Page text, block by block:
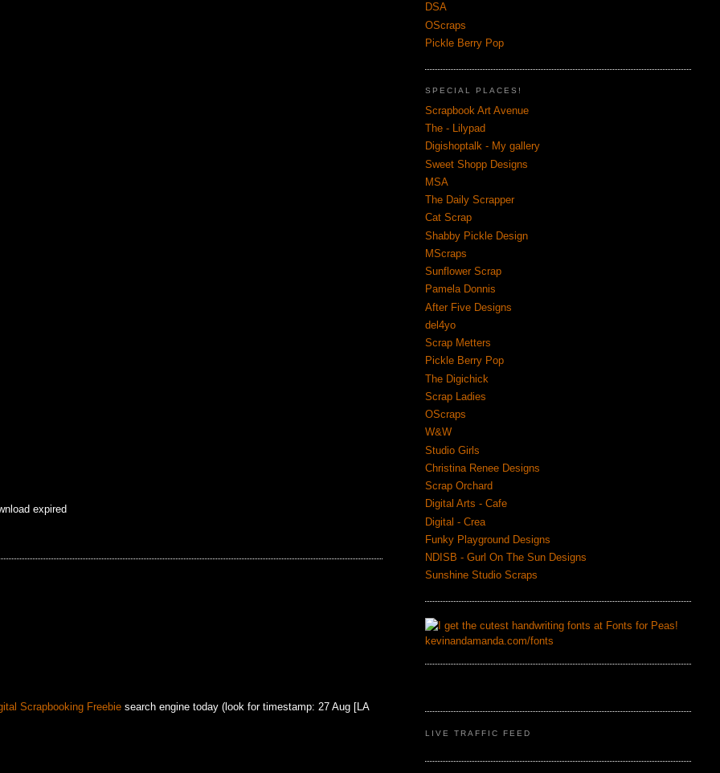
expired
Scrapbooking Freebie search engine today (look for timestamp: 27 Aug [LA
DSA
OScraps
Pickle Berry Pop
SPECIAL PLACES!
Scrapbook Art Avenue
The - Lilypad
Digishoptalk - My gallery
Sweet Shopp Designs
MSA
The Daily Scrapper
Cat Scrap
Shabby Pickle Design
MScraps
Sunflower Scrap
Pamela Donnis
After Five Designs
del4yo
Scrap Metters
Pickle Berry Pop
The Digichick
Scrap Ladies
OScraps
W&W
Studio Girls
Christina Renee Designs
Scrap Orchard
Digital Arts - Cafe
Digital - Crea
Funky Playground Designs
NDISB - Gurl On The Sun Designs
Sunshine Studio Scraps
LIVE TRAFFIC FEED